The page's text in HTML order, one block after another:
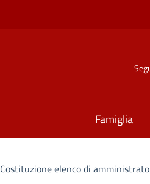
Famiglia
Costituzione elenco di